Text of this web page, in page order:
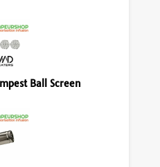
Ball Screen